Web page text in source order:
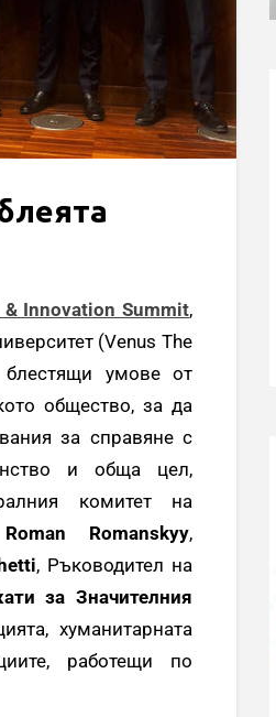
Innovation Summit,
(Venus The
блестящи умове от
общество, за да
за справяне с
и обща цел,
комитет на
Roman Romanskyy,
, Ръководител на
за Значителния
хуманитарната
работещи по